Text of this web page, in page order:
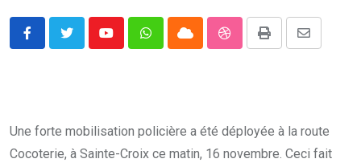
YoutubeWhatsappCloud StumbleUpon
Print
Share
Une forte mobilisation policière a été déployée à la route
Cocoterie, à Sainte-Croix ce matin, 16 novembre. Ceci fait